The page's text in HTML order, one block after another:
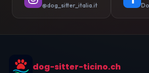
@dog_sitter_italia.it
dog-sitter-ticino.ch